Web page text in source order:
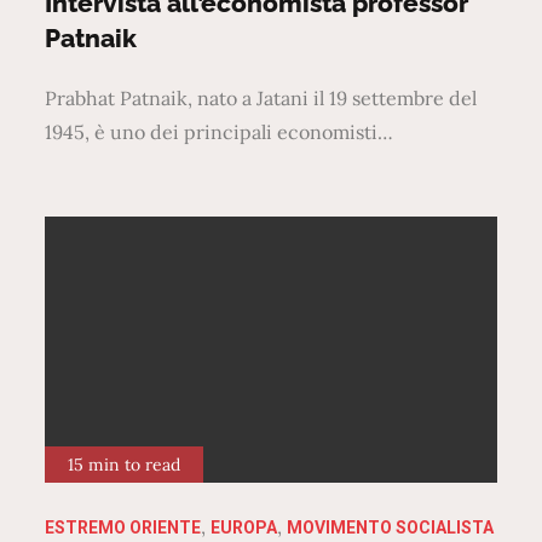
Patnaik
Prabhat Patnaik, nato a Jatani il 19 settembre del
1945, è uno dei principali economisti…
15 min to read
ESTREMO ORIENTE EUROPA MOVIMENTO SOCIALISTA